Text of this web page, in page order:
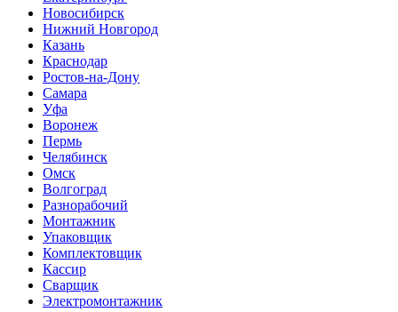
Новосибирск
Нижний Новгород
Казань
Краснодар
Ростов-на-Дону
Самара
Уфа
Воронеж
Пермь
Челябинск
Омск
Волгоград
Разнорабочий
Монтажник
Упаковщик
Комплектовщик
Кассир
Сварщик
Электромонтажник